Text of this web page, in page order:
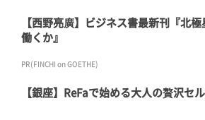
【西野亮廣】ビジネス書最新刊『北
働くか』
PR(FINCHI on GOETHE)
【銀座】ReFaで始める大人の贅沢セ